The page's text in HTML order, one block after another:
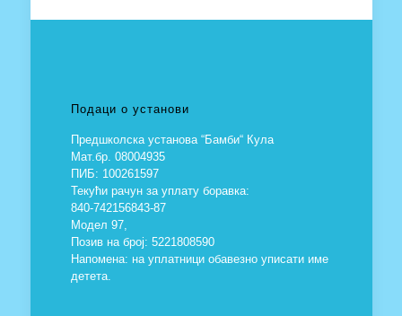
Подаци о установи
Предшколска установа “Бамби“ Кула
Мат.бр. 08004935
ПИБ: 100261597
Текући рачун за уплату боравка:
840-742156843-87
Модел 97,
Позив на број: 5221808590
Напомена: на уплатници обавезно уписати име
детета.